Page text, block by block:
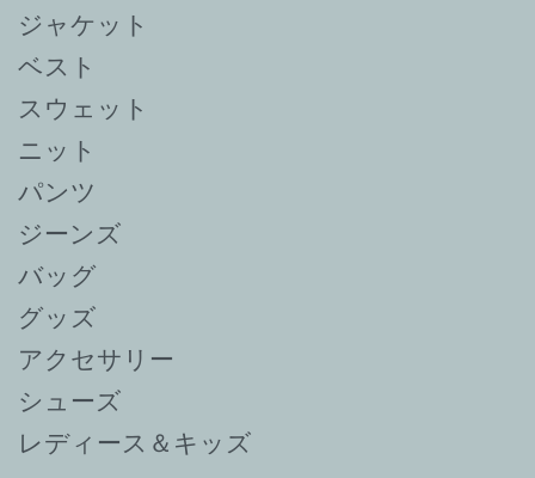
ジャケット
ベスト
スウェット
ニット
パンツ
ジーンズ
バッグ
グッズ
アクセサリー
シューズ
レディース＆キッズ